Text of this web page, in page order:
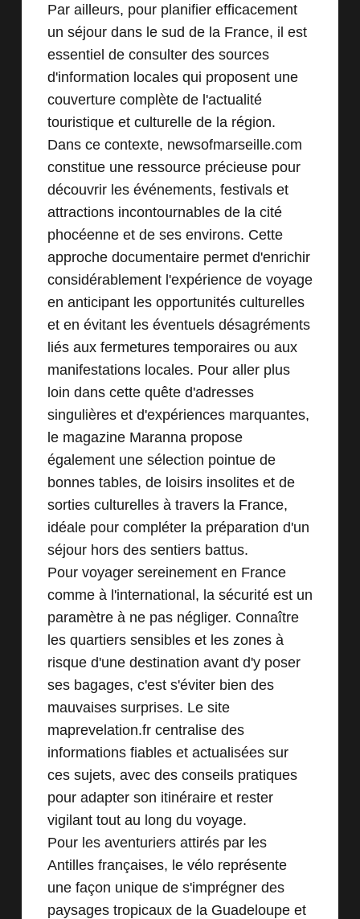
Par ailleurs, pour planifier efficacement
un séjour dans le sud de la France, il est
essentiel de consulter des sources
d'information locales qui proposent une
couverture complète de l'actualité
touristique et culturelle de la région.
Dans ce contexte, newsofmarseille.com
constitue une ressource précieuse pour
découvrir les événements, festivals et
attractions incontournables de la cité
phocéenne et de ses environs. Cette
approche documentaire permet d'enrichir
considérablement l'expérience de voyage
en anticipant les opportunités culturelles
et en évitant les éventuels désagréments
liés aux fermetures temporaires ou aux
manifestations locales. Pour aller plus
loin dans cette quête d'adresses
singulières et d'expériences marquantes,
le magazine Maranna propose
également une sélection pointue de
bonnes tables, de loisirs insolites et de
sorties culturelles à travers la France,
idéale pour compléter la préparation d'un
séjour hors des sentiers battus.
Pour voyager sereinement en France
comme à l'international, la sécurité est un
paramètre à ne pas négliger. Connaître
les quartiers sensibles et les zones à
risque d'une destination avant d'y poser
ses bagages, c'est s'éviter bien des
mauvaises surprises. Le site
maprevelation.fr centralise des
informations fiables et actualisées sur
ces sujets, avec des conseils pratiques
pour adapter son itinéraire et rester
vigilant tout au long du voyage.
Pour les aventuriers attirés par les
Antilles françaises, le vélo représente
une façon unique de s'imprégner des
paysages tropicaux de la Guadeloupe et